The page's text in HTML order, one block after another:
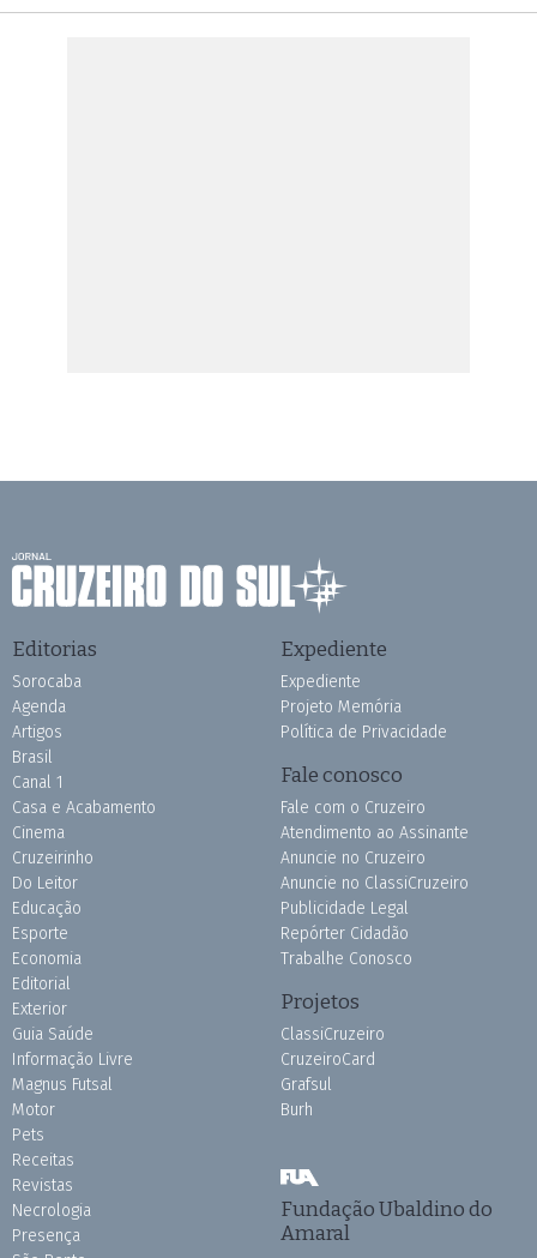
Editorias
Sorocaba
Agenda
Artigos
Brasil
Canal 1
Casa e Acabamento
Cinema
Cruzeirinho
Do Leitor
Educação
Esporte
Economia
Editorial
Exterior
Guia Saúde
Informação Livre
Magnus Futsal
Motor
Pets
Receitas
Revistas
Necrologia
Presença
Expediente
Expediente
Projeto Memória
Política de Privacidade
Fale conosco
Fale com o Cruzeiro
Atendimento ao Assinante
Anuncie no Cruzeiro
Anuncie no ClassiCruzeiro
Publicidade Legal
Repórter Cidadão
Trabalhe Conosco
Projetos
ClassiCruzeiro
CruzeiroCard
Grafsul
Burh
Fundação Ubaldino do
Amaral